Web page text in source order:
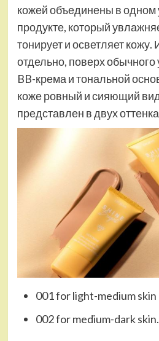
кожей объединены в
продукте, который
тонирует и осветляет кожу.
отдельно, поверх
BB-крема и тональной
коже ровный и сияющий
представлен в двух
001 for light-medium skin
002 for medium-dark skin.